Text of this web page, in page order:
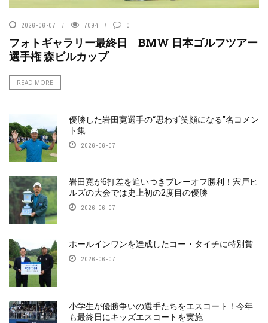
2026-06-07 7094 0
フォトギャラリー最終日 BMW 日本ゴルフツアー
選手権 森ビルカップ
READ MORE
優勝した岩田寛選手の“思わず笑顔になる”名コメン
ト集
2026-06-07
岩田寛が6打差を追いつきプレーオフ勝利！宍戸ヒ
ルズの大会では史上初の2度目の優勝
2026-06-07
ホールインワンを達成したコー・タイチに特別賞
2026-06-07
小学生が優勝争いの選手たちをエスコート！今年
も最終日にキッズエスコートを実施